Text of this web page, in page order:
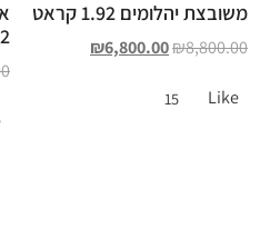
משובצת יהלומים 1.92 קראט
₪8,800.00
₪6,800.00
Like
15